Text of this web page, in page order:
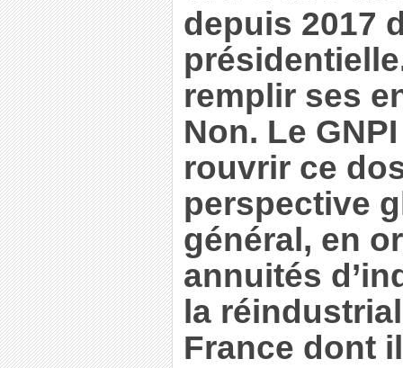
depuis 2017
remplir ses
Non. Le
rouvrir ce
perspective
général, en
annuités
la
France dont